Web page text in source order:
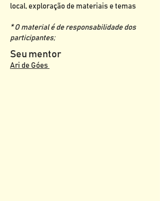
local, exploração de materiais e temas
* O material é de responsabilidade dos
participantes;
Seu mentor
Ari de Góes